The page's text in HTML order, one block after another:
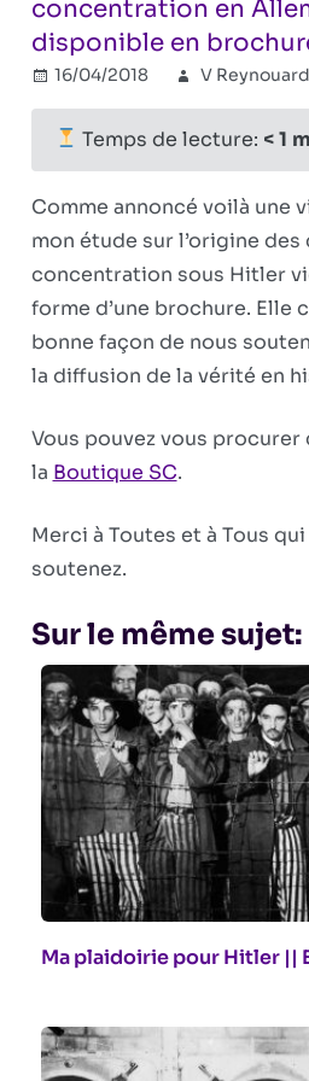
concentration en
disponible en
16/04/2018 V Reynouard
Temps de lecture: < 1
Comme annoncé voilà une
mon étude sur l’origine des
concentration sous Hitler
forme d’une brochure. Elle
bonne façon de nous
la diffusion de la vérité en
Vous pouvez vous
la Boutique SC.
Merci à Toutes et à Tous
soutenez.
Sur le même sujet:
Ma plaidoirie pour Hitler ||